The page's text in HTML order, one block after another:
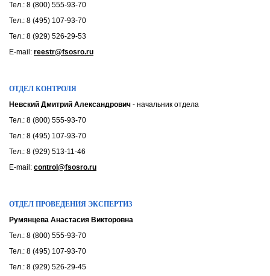
Тел.: 8 (800) 555-93-70
Тел.: 8 (495) 107-93-70
Тел.: 8 (929) 526-29-53
E-mail: reestr@fsosro.ru
ОТДЕЛ КОНТРОЛЯ
Невский Дмитрий Александрович - начальник отдела
Тел.: 8 (800) 555-93-70
Тел.: 8 (495) 107-93-70
Тел.: 8 (929) 513-11-46
E-mail: control@fsosro.ru
ОТДЕЛ ПРОВЕДЕНИЯ ЭКСПЕРТИЗ
Румянцева Анастасия Викторовна
Тел.: 8 (800) 555-93-70
Тел.: 8 (495) 107-93-70
Тел.: 8 (929) 526-29-45